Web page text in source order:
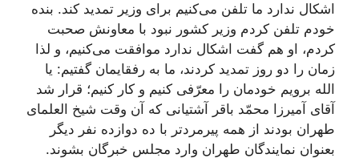
اشكال ندارد ما تلفن مى‌كنیم براى وزیر تمدید كند. بنده
خودم تلفن كردم وزیر كشور نبود با معاونش صحبت
كردم، او هم گفت اشكال ندارد موافقت مى‌كنیم، و لذا
زمان را دو روز تمدید كردند، ما به رفقایمان گفتیم: یا
الله برویم خودمان را معرّفى كنیم و كار كنیم؛ قرار شد
آقاى آمیرزا محمّد باقر آشتیانى كه آن وقت شیخ العلماى
طهران بودند از همه پیرمردتر با ده دوازده نفر دیگر
بعنوان نمایندگان طهران وارد مجلس خبرگان بشوند.